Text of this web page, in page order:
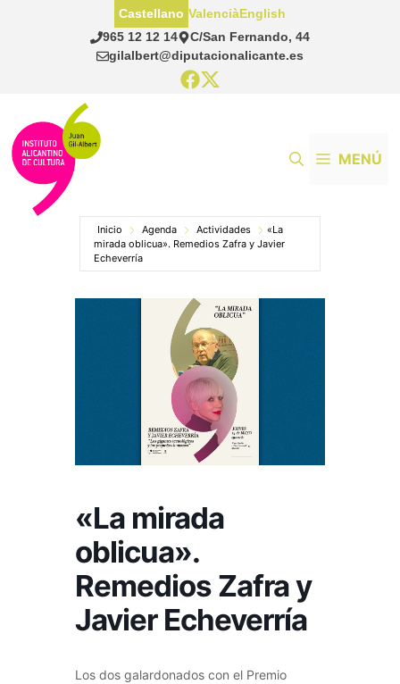
965 12 12 14
C/San Fernando, 44
gilalbert@diputacionalicante.es
Castellano ValenciàEnglish
MENÚ
Inicio Agenda Actividades
«La
mirada oblicua». Remedios Zafra y Javier
Echeverría
«La mirada
oblicua».
Remedios Zafra y
Javier Echeverría
Los dos galardonados con el Premio